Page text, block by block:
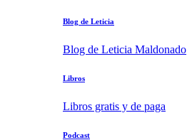
Blog de Leticia
Blog de Leticia Maldonado
Libros
Libros gratis y de paga
Podcast